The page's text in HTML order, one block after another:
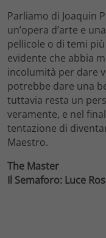
Parliamo di Joaquin
un’opera d’arte e
pellicole o di temi
evidente che abbia
incolumità per dare
potrebbe dare una
tuttavia resta un
veramente, e nel
tentazione di
Maestro.
The Master
Il Semaforo: Luce